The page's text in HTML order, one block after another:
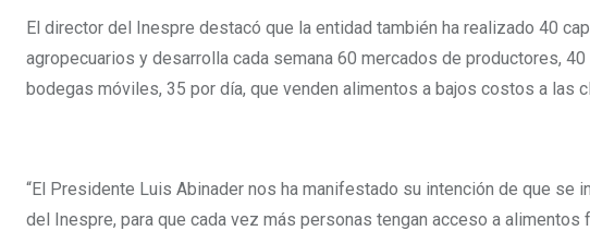
El director del Inespre destacó que la entidad también ha realizado 40
agropecuarios y desarrolla cada semana 60 mercados de productores,
bodegas móviles, 35 por día, que venden alimentos a bajos costos a las
“El Presidente Luis Abinader nos ha manifestado su intención de que se
del Inespre, para que cada vez más personas tengan acceso a